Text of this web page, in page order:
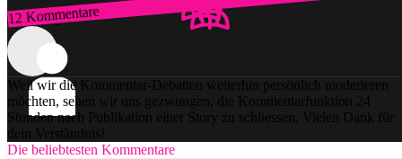
12 Kommentare
Zum Login
Weil wir die Kommentar-Debatten weiterhin persönlich moderieren
möchten, sehen wir uns gezwungen, die Kommentarfunktion 24
Stunden nach Publikation einer Story zu schliessen. Vielen Dank für
dein Verständnis!
Die beliebtesten Kommentare